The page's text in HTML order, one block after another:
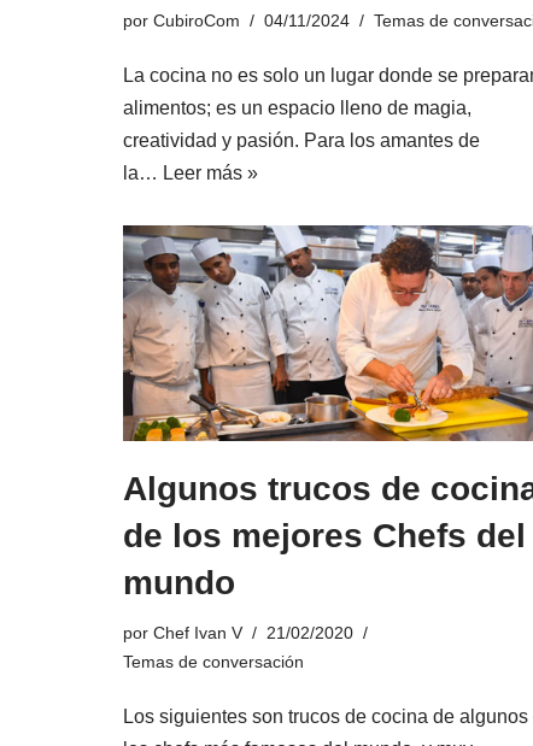
por CubiroCom 04/11/2024 Temas de
La cocina no es solo un lugar donde se
alimentos; es un espacio lleno de magia,
creatividad y pasión. Para los amantes de
la… Leer más »
Algunos trucos de
de los mejores Chefs del
mundo
por Chef Ivan V
21/02/2020
Temas de conversación
Los siguientes son trucos de cocina de algunos